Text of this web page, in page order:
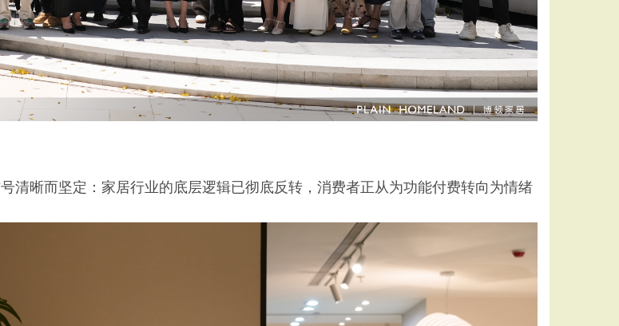
清晰而坚定：家居行业的底层逻辑已彻底反转，消费者正从为功能付费转向为情绪